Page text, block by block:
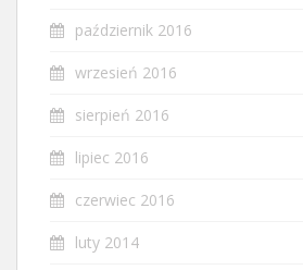
październik 2016
wrzesień 2016
sierpień 2016
lipiec 2016
czerwiec 2016
luty 2014